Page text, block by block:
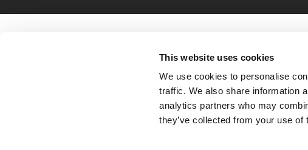
This website uses cookies
We use cookies to personalise
traffic. We also share information
analytics partners who may
they’ve collected from your use of
O firmie
Opinie
Blog
Newsletter